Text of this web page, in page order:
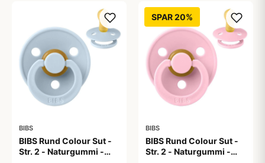
BIBS
BIBS Rund Colour Sut -
Str. 2 - Naturgummi -
SPAR 20%
BIBS
BIBS Rund Colour Sut -
Str. 2 - Naturgummi -